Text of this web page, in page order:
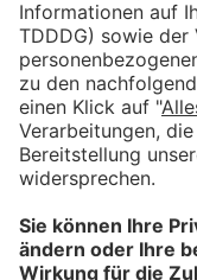
Anna Baiz